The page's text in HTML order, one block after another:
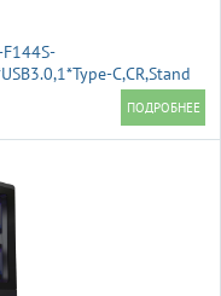
C,CR,Stand